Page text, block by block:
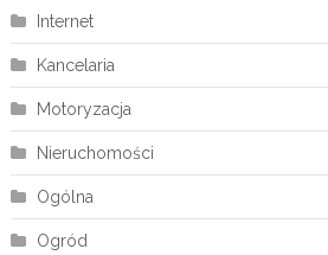
Internet
Kancelaria
Motoryzacja
Nieruchomości
Ogólna
Ogród